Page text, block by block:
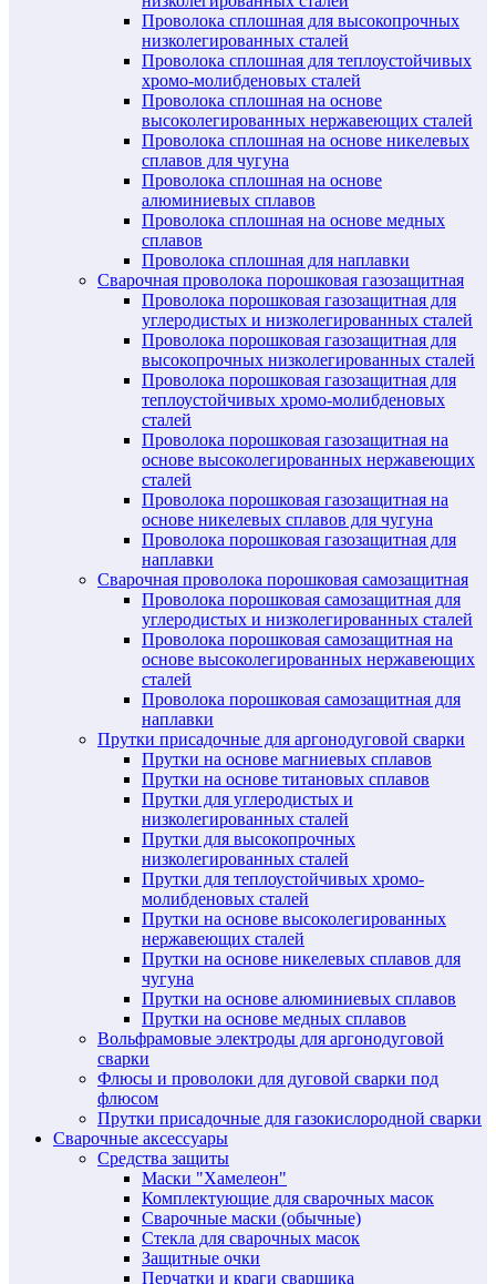
Проволока сплошная для высокопрочных
низколегированных сталей
Проволока сплошная для теплоустойчивых
хромо-молибденовых сталей
Проволока сплошная на основе
высоколегированных нержавеющих сталей
Проволока сплошная на основе никелевых
сплавов для чугуна
Проволока сплошная на основе
алюминиевых сплавов
Проволока сплошная на основе медных
сплавов
Проволока сплошная для наплавки
Сварочная проволока порошковая газозащитная
Проволока порошковая газозащитная для
углеродистых и низколегированных сталей
Проволока порошковая газозащитная для
высокопрочных низколегированных сталей
Проволока порошковая газозащитная для
теплоустойчивых хромо-молибденовых
сталей
Проволока порошковая газозащитная на
основе высоколегированных нержавеющих
сталей
Проволока порошковая газозащитная на
основе никелевых сплавов для чугуна
Проволока порошковая газозащитная для
наплавки
Сварочная проволока порошковая самозащитная
Проволока порошковая самозащитная для
углеродистых и низколегированных сталей
Проволока порошковая самозащитная на
основе высоколегированных нержавеющих
сталей
Проволока порошковая самозащитная для
наплавки
Прутки присадочные для аргонодуговой сварки
Прутки на основе магниевых сплавов
Прутки на основе титановых сплавов
Прутки для углеродистых и
низколегированных сталей
Прутки для высокопрочных
низколегированных сталей
Прутки для теплоустойчивых хромо-
молибденовых сталей
Прутки на основе высоколегированных
нержавеющих сталей
Прутки на основе никелевых сплавов для
чугуна
Прутки на основе алюминиевых сплавов
Прутки на основе медных сплавов
Вольфрамовые электроды для аргонодуговой
сварки
Флюсы и проволоки для дуговой сварки под
флюсом
Прутки присадочные для газокислородной сварки
Сварочные аксессуары
Средства защиты
Маски "Хамелеон"
Комплектующие для сварочных масок
Сварочные маски (обычные)
Стекла для сварочных масок
Защитные очки
Перчатки и краги сварщика